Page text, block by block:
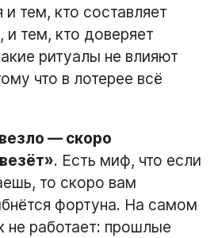
тем, кто составляет
тем, кто доверяет
ритуалы не влияют
что в лотерее всё
— скоро
. Есть миф, что если
то скоро вам
фортуна. На самом
не работает: прошлые